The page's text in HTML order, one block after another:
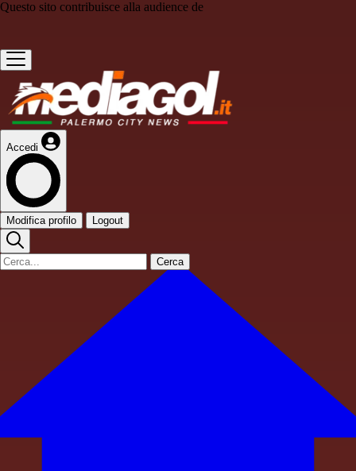
Questo sito contribuisce alla audience de
Accedi
Modifica profilo Logout
Cerca